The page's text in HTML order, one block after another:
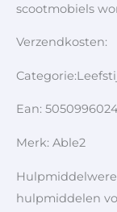
scootmobiels
Verzendkosten:
Ean:
Merk: Able2
hulpmiddelen